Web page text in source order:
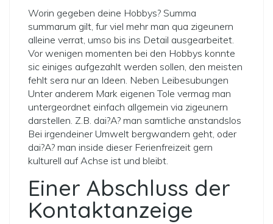
Worin gegeben deine Hobbys? Summa
summarum gilt, fur viel mehr man qua zigeunern
alleine verrat, umso bis ins Detail ausgearbeitet.
Vor wenigen momenten bei den Hobbys konnte
sic einiges aufgezahlt werden sollen, den meisten
fehlt sera nur an Ideen. Neben Leibesubungen
Unter anderem Mark eigenen Tole vermag man
untergeordnet einfach allgemein via zigeunern
darstellen. Z.B. dai?A? man samtliche anstandslos
Bei irgendeiner Umwelt bergwandern geht, oder
dai?A? man inside dieser Ferienfreizeit gern
kulturell auf Achse ist und bleibt.
Einer Abschluss der
Kontaktanzeige